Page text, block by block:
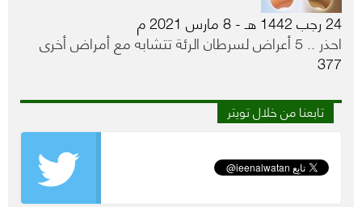
24 رجب 1442 هـ - 8 مارس 2021 م
احذر .. 5 أعراض لسرطان الرئة تتشابه مع أمراض أخرى
377
تابعنا من خلال تويتر